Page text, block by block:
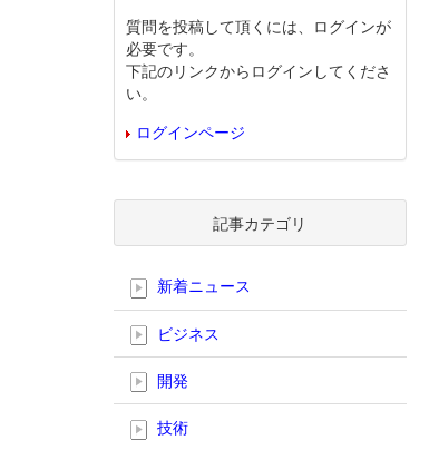
質問を投稿して頂くには、ログインが
必要です。
下記のリンクからログインしてくださ
い。
ログインページ
記事カテゴリ
新着ニュース
ビジネス
開発
技術